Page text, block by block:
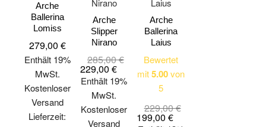
Arche
Ballerina
Lomiss
279,00 €
Enthält 19%
MwSt.
Kostenloser
Versand
Lieferzeit:
Arche
Slipper
Nirano
285,00€Ursprünglicher
war:
285,00 €
229,00 €
Aktueller
ist:
229,00 €.
Enthält 19%
MwSt.
Kostenloser
Versand
Arche
Ballerina
Laius
Bewertet
mit5.00von
5
229,00€Ursprünglicher
199,00€
Aktueller